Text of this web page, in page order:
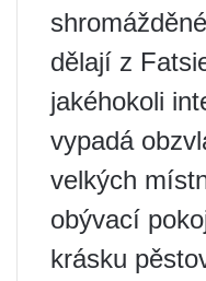
dělají z
jakéhokoli
vypadá
velkých
obývací
krásku